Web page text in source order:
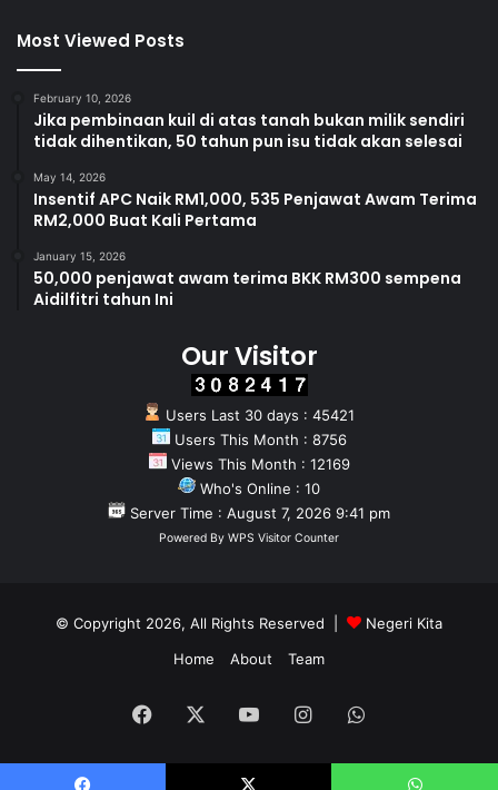
Most Viewed Posts
February 10, 2026
Jika pembinaan kuil di atas tanah bukan milik sendiri
tidak dihentikan, 50 tahun pun isu tidak akan selesai
May 14, 2026
Insentif APC Naik RM1,000, 535 Penjawat Awam Terima
RM2,000 Buat Kali Pertama
January 15, 2026
50,000 penjawat awam terima BKK RM300 sempena
Aidilfitri tahun Ini
Our Visitor
Users Last 30 days : 45421
Users This Month : 8756
Views This Month : 12169
Who's Online : 10
Server Time : August 7, 2026 9:41 pm
Powered By WPS Visitor Counter
© Copyright 2026, All Rights Reserved |
Negeri Kita
Home
About Team
Facebook YouTubeInstagramWhatsApp